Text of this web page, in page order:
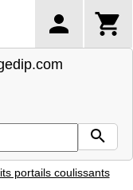
portails coulissants